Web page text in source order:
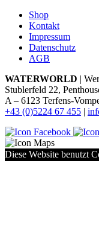
Shop
Kontakt
Impressum
Datenschutz
AGB
WATERWORLD |
Stublerfeld 22,
A – 6123 Terfens-
+43 (0)5224 67 455 |
Diese Website benutzt